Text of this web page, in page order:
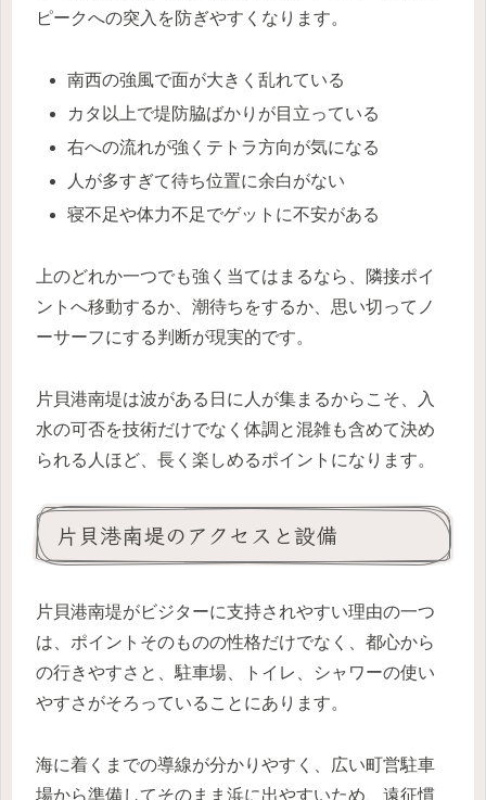
ピークへの突入を防ぎやすくなります。
南西の強風で面が大きく乱れている
カタ以上で堤防脇ばかりが目立っている
右への流れが強くテトラ方向が気になる
人が多すぎて待ち位置に余白がない
寝不足や体力不足でゲットに不安がある
上のどれか一つでも強く当てはまるなら、隣接ポイ
ントへ移動するか、潮待ちをするか、思い切ってノ
ーサーフにする判断が現実的です。
片貝港南堤は波がある日に人が集まるからこそ、入
水の可否を技術だけでなく体調と混雑も含めて決め
られる人ほど、長く楽しめるポイントになります。
片貝港南堤のアクセスと設備
片貝港南堤がビジターに支持されやすい理由の一つ
は、ポイントそのものの性格だけでなく、都心から
の行きやすさと、駐車場、トイレ、シャワーの使い
やすさがそろっていることにあります。
海に着くまでの導線が分かりやすく、広い町営駐車
場から準備してそのまま浜に出やすいため、遠征慣